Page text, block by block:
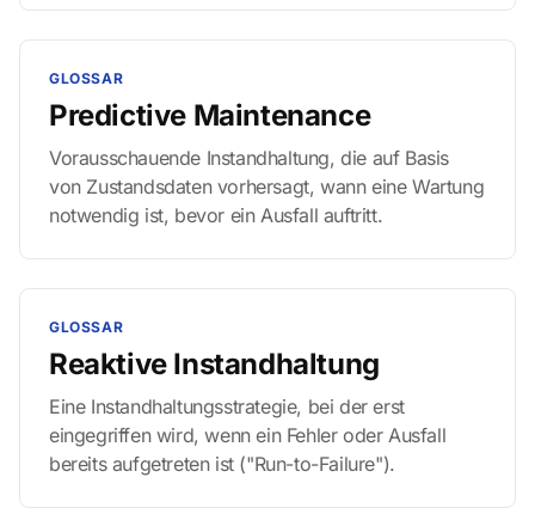
GLOSSAR
Predictive Maintenance
Vorausschauende Instandhaltung, die auf Basis
von Zustandsdaten vorhersagt, wann eine Wartung
notwendig ist, bevor ein Ausfall auftritt.
GLOSSAR
Reaktive Instandhaltung
Eine Instandhaltungsstrategie, bei der erst
eingegriffen wird, wenn ein Fehler oder Ausfall
bereits aufgetreten ist ("Run-to-Failure").